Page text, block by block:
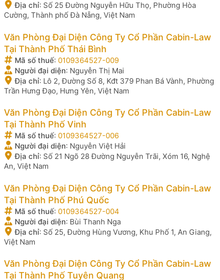
Địa chỉ: Số 25 Đường Nguyễn Hữu Thọ, Phường Hòa
Cường, Thành phố Đà Nẵng, Việt Nam
Văn Phòng Đại Diện Công Ty Cổ Phần Cabin-Law
Tại Thành Phố Thái Bình
Mã số thuế: 0109364527-009
Người đại diện: Nguyễn Thị Mai
Địa chỉ: Lô 2, Đường Số 8, Kđt 379 Phan Bá Vành, Phường
Trần Hưng Đạo, Hưng Yên, Việt Nam
Văn Phòng Đại Diện Công Ty Cổ Phần Cabin-Law
Tại Thành Phố Vinh
Mã số thuế: 0109364527-006
Người đại diện: Nguyễn Việt Hải
Địa chỉ: Số 21 Ngõ 28 Đường Nguyễn Trãi, Xóm 16, Nghệ
An, Việt Nam
Văn Phòng Đại Diện Công Ty Cổ Phần Cabin-Law
Tại Thành Phố Phú Quốc
Mã số thuế: 0109364527-004
Người đại diện: Bùi Thanh Nga
Địa chỉ: Số 25, Đường Hùng Vương, Khu Phố 1, An Giang,
Việt Nam
Văn Phòng Đại Diện Công Ty Cổ Phần Cabin-Law
Tại Thành Phố Tuyên Quang